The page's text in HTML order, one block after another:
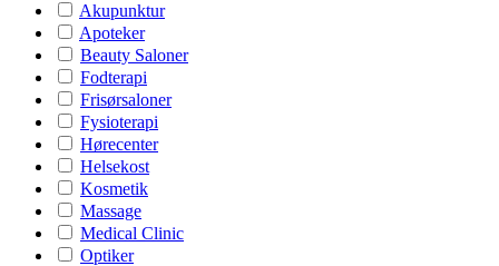
Akupunktur
Apoteker
Beauty Saloner
Fodterapi
Frisørsaloner
Fysioterapi
Hørecenter
Helsekost
Kosmetik
Massage
Medical Clinic
Optiker